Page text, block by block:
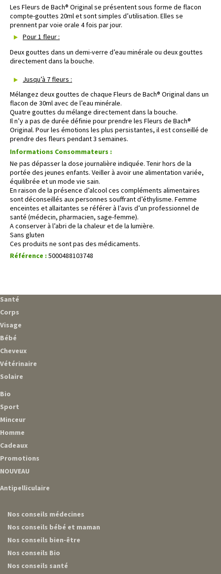
Les Fleurs de Bach® Original se présentent sous forme de flacon
compte-gouttes 20ml et sont simples d’utilisation. Elles se
prennent par voie orale 4 fois par jour.
Pour 1 fleur :
Deux gouttes dans un demi-verre d’eau minérale ou deux gouttes
directement dans la bouche.
Jusqu’à 7 fleurs :
Mélangez deux gouttes de chaque Fleurs de Bach® Original dans un
flacon de 30ml avec de l’eau minérale.
Quatre gouttes du mélange directement dans la bouche.
Il n’y a pas de durée définie pour prendre les Fleurs de Bach®
Original. Pour les émotions les plus persistantes, il est conseillé de
prendre des fleurs pendant 3 semaines.
Informations Consommateurs :
Ne pas dépasser la dose journalière indiquée. Tenir hors de la
portée des jeunes enfants. Veiller à avoir une alimentation variée,
équilibrée et un mode vie sain.
En raison de la présence d’alcool ces compléments alimentaires
sont déconseillés aux personnes souffrant d’éthylisme. Femme
enceintes et allaitantes se référer à l’avis d’un professionnel de
santé (médecin, pharmacien, sage-femme).
A conserver à l’abri de la chaleur et de la lumière.
Sans gluten
Ces produits ne sont pas des médicaments.
Référence : 5000488103748
Santé
Corps
Visage
Bébé
Cheveux
Vétérinaire
Solaire
Bio
Sport
Minceur
Homme
Cadeaux
Promotions
NOUVEAU
Antipelliculaire
Nos conseils médecines
Nos conseils bébé et maman
Nos conseils bien-être
Nos conseils Bio
Nos conseils santé